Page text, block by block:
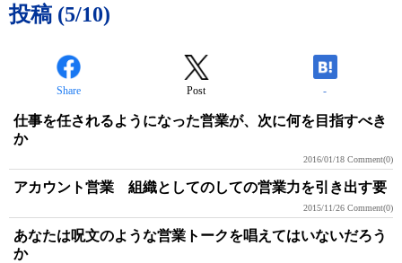
投稿 (5/10)
Share Post -
仕事を任されるようになった営業が、次に何を目指すべき
か
2016/01/18 Comment(0)
アカウント営業 組織としてのしての営業力を引き出す要
2015/11/26 Comment(0)
あなたは呪文のような営業トークを唱えてはいないだろう
か